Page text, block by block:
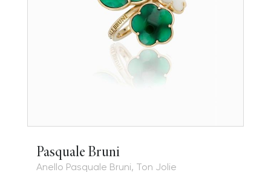
Pasquale Bruni
Anello Pasquale Bruni, Ton Jolie